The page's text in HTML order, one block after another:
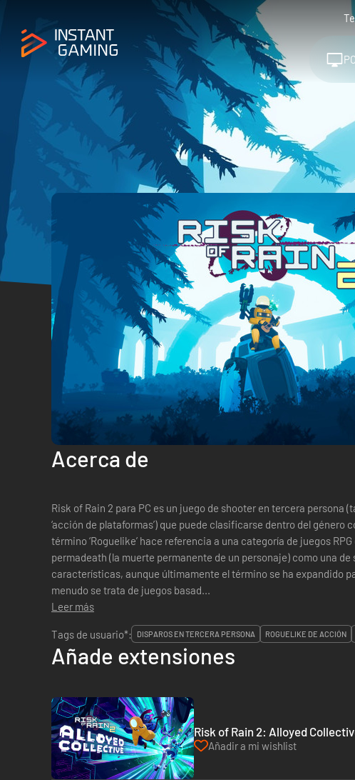
PC
Acerca de
Risk of Rain 2 para PC es un juego de shooter en tercera persona
‘acción de plataformas’) que puede clasificarse dentro del género
término ‘Roguelike’ hace referencia a una categoría de juegos
permadeath (la muerte permanente de un personaje) como una
características, aunque últimamente el término se ha expandido
menudo se trata de juegos basad...
Leer más
Tags de usuario*:
DISPAROS EN TERCERA PERSONA ROGUELIKE DE ACCIÓN
Añade extensiones
Risk of Rain 2: Alloyed
Añadir a mi wishlist